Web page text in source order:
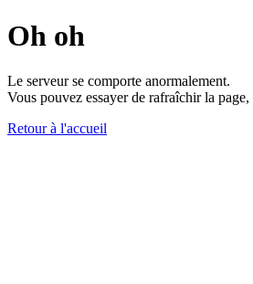
Oh oh
Le serveur se comporte anormalement.
Vous pouvez essayer de rafraîchir la
Retour à l'accueil